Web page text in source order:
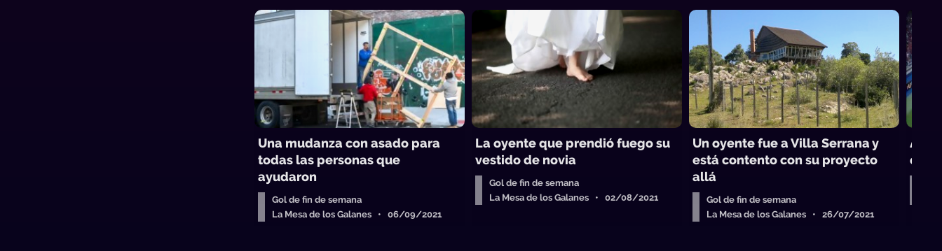
Una mudanza con asado para
todas las personas que
ayudaron
Gol de fin de semana
La Mesa de los Galanes • 06/09/2021
La oyente que prendió fuego su
vestido de novia
Gol de fin de semana
La Mesa de los Galanes • 02/08/2021
Un oyente fue a Villa Serrana y
está contento con su proyecto
allá
Gol de fin de semana
La Mesa de los Galanes • 26/07/2021
es